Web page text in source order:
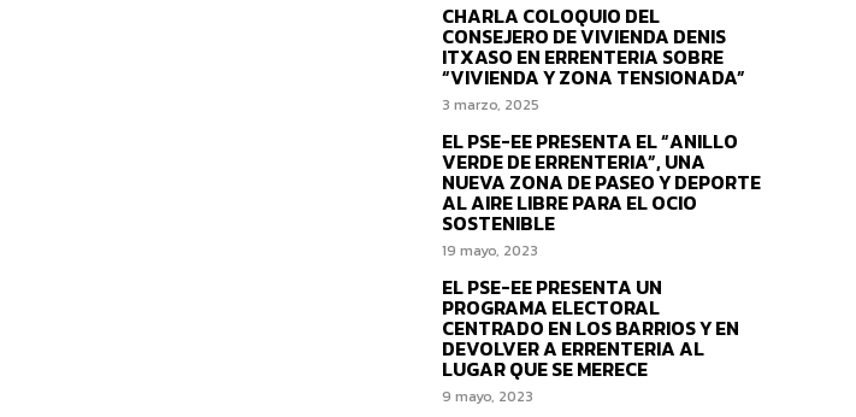
CHARLA COLOQUIO DEL
CONSEJERO DE VIVIENDA DENIS
ITXASO EN ERRENTERIA SOBRE
“VIVIENDA Y ZONA TENSIONADA”
3 marzo, 2025
EL PSE-EE PRESENTA EL “ANILLO
VERDE DE ERRENTERIA”, UNA
NUEVA ZONA DE PASEO Y DEPORTE
AL AIRE LIBRE PARA EL OCIO
SOSTENIBLE
19 mayo, 2023
EL PSE-EE PRESENTA UN
PROGRAMA ELECTORAL
CENTRADO EN LOS BARRIOS Y EN
DEVOLVER A ERRENTERIA AL
LUGAR QUE SE MERECE
9 mayo, 2023